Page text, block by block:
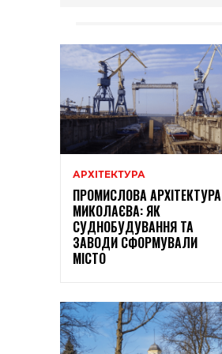
АРХІТЕКТУРА
ПРОМИСЛОВА АРХІТЕКТУРА
МИКОЛАЄВА: ЯК
СУДНОБУДУВАННЯ ТА
ЗАВОДИ СФОРМУВАЛИ
МІСТО